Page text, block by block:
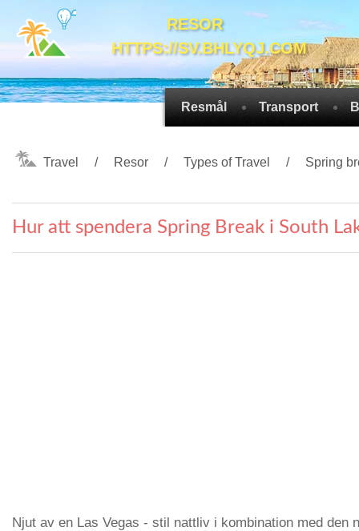
RESOR
HTTPS://SV.BHLYQJ.COM
Resmål Transport
Travel Resor Types of Travel Spring
Hur att spendera Spring Break i South
Njut av en Las Vegas - stil nattliv i kombination med den